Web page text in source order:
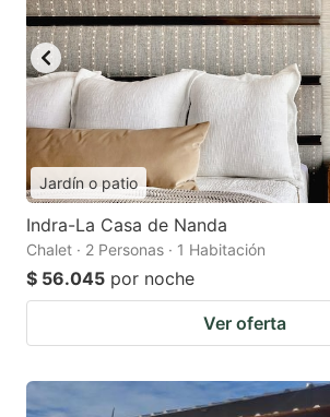
Jardín o patio
Indra-La Casa de Nanda
Chalet · 2 Personas · 1 Habitación
$ 56.045 por noche
Ver oferta